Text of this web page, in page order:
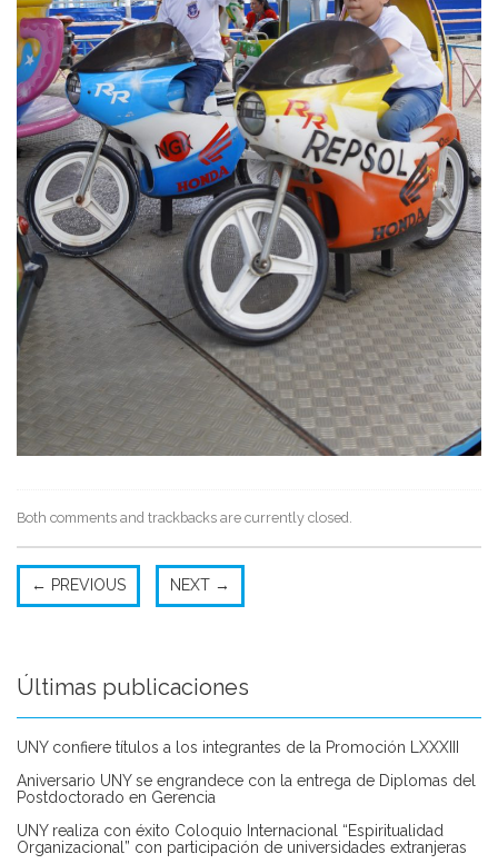
Both comments and trackbacks are currently closed.
← PREVIOUS NEXT →
Últimas publicaciones
UNY confiere títulos a los integrantes de la Promoción LXXXIII
Aniversario UNY se engrandece con la entrega de Diplomas del
Postdoctorado en Gerencia
UNY realiza con éxito Coloquio Internacional “Espiritualidad
Organizacional” con participación de universidades extranjeras